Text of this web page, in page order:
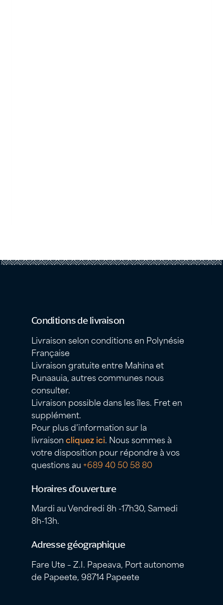
Conditions de livraison
Livraison selon conditions en Polynésie
Française
Livraison gratuite entre Mahina et
Punaauia, autres communes nous
consulter.
Livraison possible dans les îles. Fret en
supplément.
Pour plus d’information sur la
livraisoncliquez ici. Nous sommes à
votre disposition pour répondre à vos
questions au +689 40 50 58 80
Horaires d’ouverture
Mardi au Vendredi 8h -17h30, Samedi
8h-13h.
Adresse géographique
Fare Ute – Z.I. Papeava, Port autonome
de Papeete, 98714 Papeete